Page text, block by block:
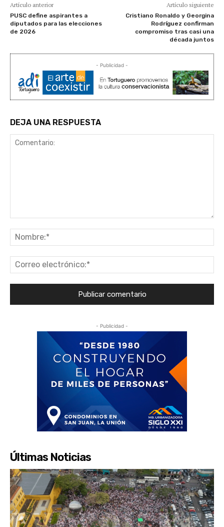
Artículo anterior
PUSC define aspirantes a
diputados para las elecciones
de 2026
Artículo siguiente
Cristiano Ronaldo y Georgina
Rodríguez confirman
compromiso tras casi una
década juntos
- Publicidad -
DEJA UNA RESPUESTA
- Publicidad -
Últimas Noticias